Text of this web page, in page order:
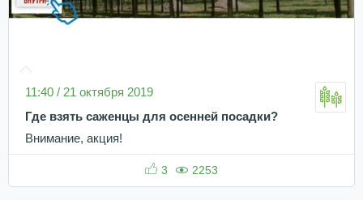
11:40 / 21 октября 2019
Где взять саженцы для осенней посадки?
Внимание, акция!
3 2253